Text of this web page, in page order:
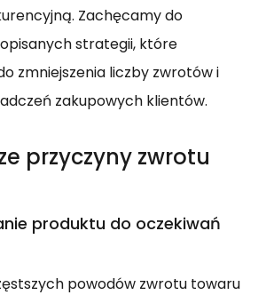
Zachęcamy do
strategii, które
zmniejszenia liczby zwrotów i
zakupowych klientów.
przyczyny zwrotu
produktu do oczekiwań
powodów zwrotu towaru